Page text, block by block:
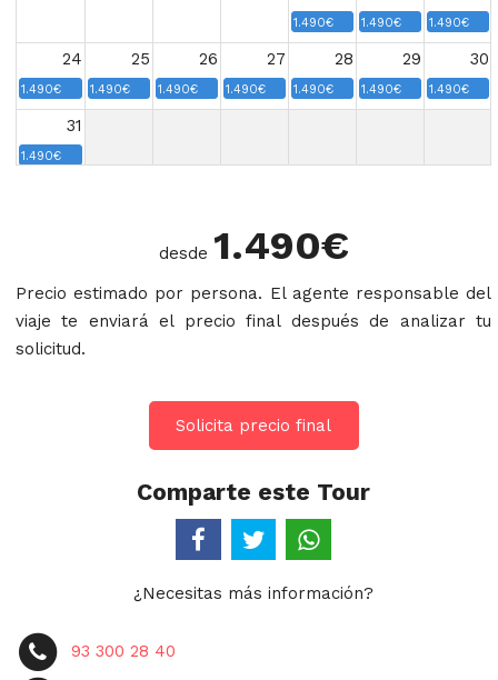
1.490€ 1.490€ 1.490€
24 25 26 27 28 29 30
1.490€ 1.490€ 1.490€ 1.490€ 1.490€ 1.490€ 1.490€
31
1.490€
desde 1.490€
Precio estimado por persona. El agente responsable del
viaje te enviará el precio final después de analizar tu
solicitud.
Solicita precio final
Comparte este Tour
¿Necesitas más información?
93 300 28 40